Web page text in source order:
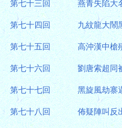
第七十三回 燕青失陷大
第七十四回 九紋龍大鬧
第七十五回 高沖漢中槍
第七十六回 劉唐索超同
第七十七回 黑旋風劫寨
第七十八回 佈疑陣叫反